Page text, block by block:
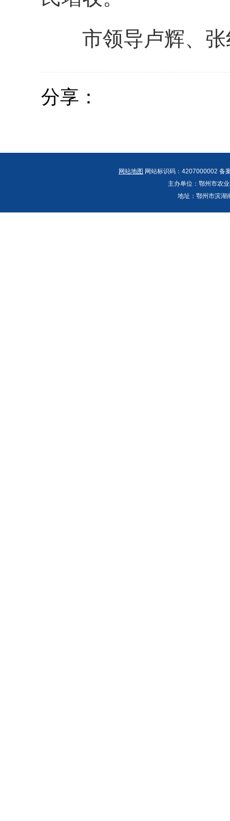
市领导卢辉、张
分享：
网站地图 网站标识码：4207000002
主办单位：鄂州市农
地址：鄂州市滨湖